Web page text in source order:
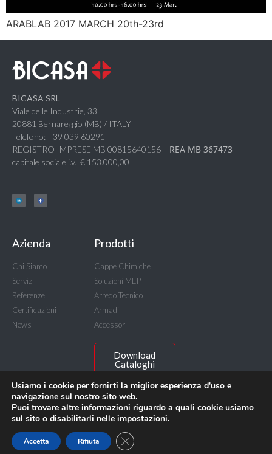
ARABLAB 2017 MARCH 20th-23rd
BICASA SRL
Viale delle Industrie, 33
20881 Bernareggio (MB) / ITALY
Telefono: +39 039 60291
REGISTRO IMPRESE MB 00815640156 – REA MB 367473
capitale sociale i.v. € 153.000,00
Azienda
Chi Siamo
Servizi
Referenze
Certificazioni
News
Prodotti
Cappe Chimiche
Soluzioni MEP
Arredo Tecnico
Armadi
Accessori
Download
Cataloghi
© BICASA Srl - C.F. e P.IVA IT00815640156
Privacy Policy
Usiamo i cookie per fornirti la miglior esperienza d'uso e
navigazione sul nostro sito web.
Puoi trovare altre informazioni riguardo a quali cookie usiamo
sul sito o disabilitarli nelle impostazioni.
Accetta Rifiuta Close GDPR Cookie Banner